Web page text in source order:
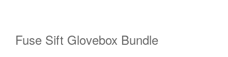
Fuse Sift Glovebox Bundle